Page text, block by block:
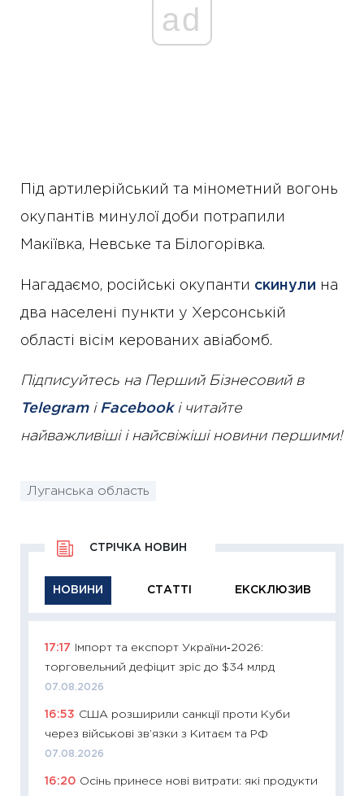
ad
Під артилерійський та мінометний вогонь
окупантів минулої доби потрапили
Макіївка, Невське та Білогорівка.
Нагадаємо, російські окупанти скинули на
два населені пункти у Херсонській
області вісім керованих авіабомб.
Підписуйтесь на Перший Бізнесовий в
Telegramі Facebookі читайте
найважливіші і найсвіжіші новини першими!
Луганська область
НОВИНИ СТАТТІ ЕКСКЛЮЗИВ
СТРІЧКА НОВИН
17:17
Імпорт та експорт України‑2026:
торговельний дефіцит зріс до $34 млрд
07.08.2026
16:53 США розширили санкції проти Куби
через військові зв’язки з Китаєм та РФ
07.08.2026
16:20 Осінь принесе нові витрати: які продукти